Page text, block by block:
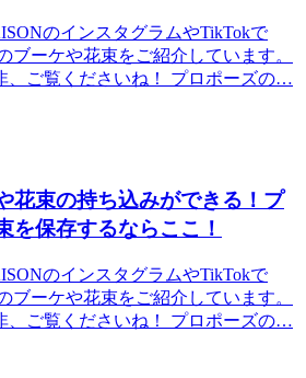
のインスタグラムやTikTokで
ブーケや花束をご紹介しています。
、ご覧くださいね！ プロポーズの…
花束の持ち込みができる！プ
を保存するならここ！
のインスタグラムやTikTokで
ブーケや花束をご紹介しています。
、ご覧くださいね！ プロポーズの…